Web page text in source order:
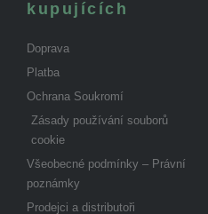
kupujících
Doprava
Platba
Ochrana Soukromí
Zásady používání souborů
cookie
Všeobecné podmínky – Právní
poznámky
Prodejci a distributoři